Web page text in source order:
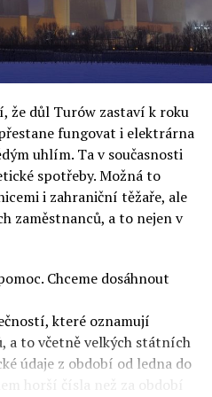
šílenců, kteří mu všechno
řekl Rafał
Do Rzeczy a ironicky
státního hřebčince
koní za 600
médii oslavované jako
14 koní prodalo za 2,5
mediální partou
chovu koní. Ve vidění
určitě šlo při prodeji koní o
činnost.“
jinde, pokračoval
PiS kolem vydávání víz
opozice se nelegálně
Byla na to dokonce
komise, která přišla
Polska bylo
tedy že víza byla
že důl Turów zastaví k roku
fungovat i elektrárna
uhlím. Ta v současnosti
spotřeby. Možná to
i zahraniční těžaře, ale
zaměstnanců, a to nejen v
Chceme dosáhnout
které oznamují
a to včetně velkých státních
údaje z období od ledna do
horší čísla než za období